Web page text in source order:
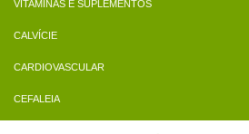
VITAMINAS E SUPLEMENTOS
CALVÍCIE
CARDIOVASCULAR
CEFALEIA